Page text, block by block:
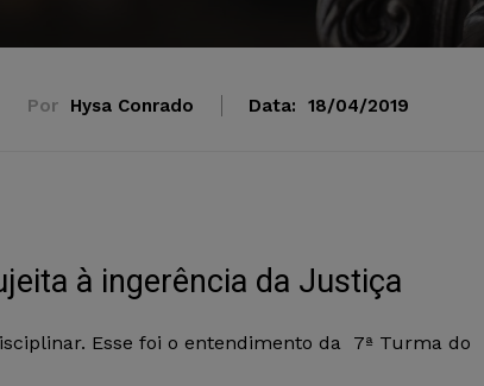
Por Hysa Conrado Data: 18/04/2019
à ingerência da Justiça
Esse foi o entendimento da 7ª Turma do